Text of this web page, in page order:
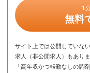
1
無料
サイト上では公開していない
求人（非公開求人）もあり
「高年収かつ転勤なしの調